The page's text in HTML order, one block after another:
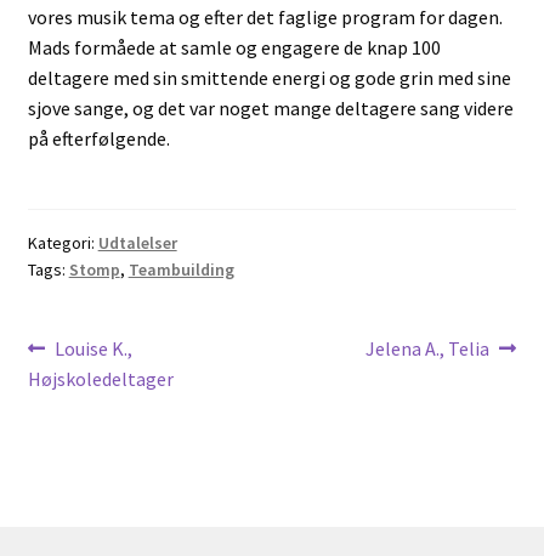
vores musik tema og efter det faglige program for dagen.
Mads formåede at samle og engagere de knap 100
deltagere med sin smittende energi og gode grin med sine
sjove sange, og det var noget mange deltagere sang videre
på efterfølgende.
Kategori: Udtalelser
Tags: Stomp, Teambuilding
Indlægsnavigation
Forrige
indlæg:
Louise K.,
Højskoledeltager
Næste
Jelena A., Telia